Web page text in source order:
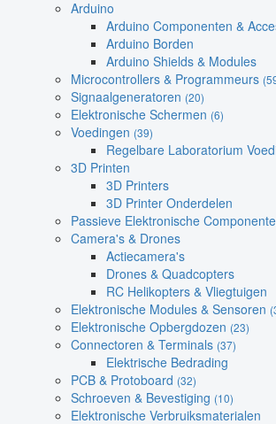
Arduino
Arduino Componenten &
Arduino Borden
Arduino Shields & Modules
Microcontrollers & Programmeurs
Signaalgeneratoren (20)
Elektronische Schermen (6)
Voedingen (39)
Regelbare Laboratorium
3D Printen
3D Printers
3D Printer Onderdelen
Passieve Elektronische
Camera's & Drones
Actiecamera's
Drones & Quadcopters
RC Helikopters & Vliegtuigen
Elektronische Modules & Sensoren
Elektronische Opbergdozen (23)
Connectoren & Terminals (37)
Elektrische Bedrading
PCB & Protoboard (32)
Schroeven & Bevestiging (10)
Elektronische Verbruiksmaterialen